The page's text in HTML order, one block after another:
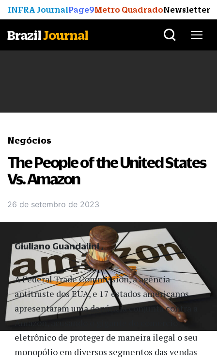
INFRA JournalPage9Metro QuadradoNewsletter
BrazilJournal
Negócios
The People of the United States
Vs. Amazon
26 de setembro de 2023
A Federal Trade Commission, a agência
antitruste dos EUA, e 17 estados americanos
apresentaram uma denúncia conjunta contra a
Amazon, acusando o gigante do comércio
eletrônico de proteger de maneira ilegal o seu
monopólio em diversos segmentos das vendas
Giuliano Guandalini